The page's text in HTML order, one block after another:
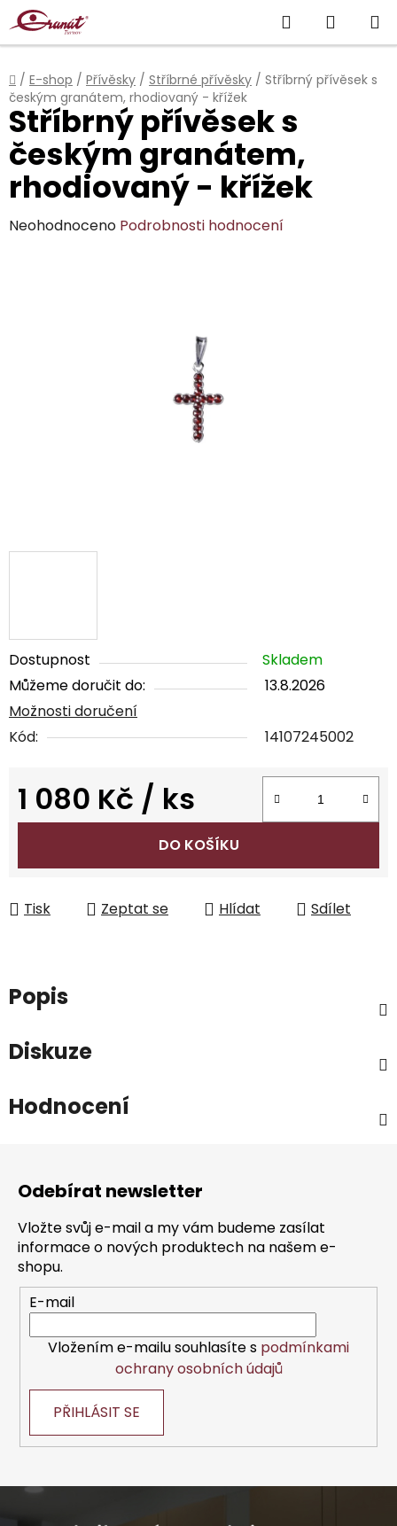
Přejít
na
obsah
Hledat
KOŠÍK
Domů
/ E-shop / Přívěsky / Stříbrné přívěsky / Stříbrný přívěsek s
českým granátem, rhodiovaný - křížek
Dostupnost
Skladem
Můžeme doručit do:
13.8.2026
Možnosti doručení
Kód:
14107245002
1 080 Kč / ks
Měrná cena:
DO KOŠÍKU
Tisk Zeptat se Hlídat Sdílet
Stříbrný přívěsek s
českým granátem,
rhodiovaný - křížek
Průměrné
Neohodnoceno Podrobnosti hodnocení
Popis
Diskuze
Hodnocení
Odebírat newsletter
Vložte svůj e-mail a my vám budeme zasílat
informace o nových produktech na našem e-
shopu.
E-mail
Vložením e-mailu souhlasíte s podmínkami
ochrany osobních údajů
PŘIHLÁSIT SE